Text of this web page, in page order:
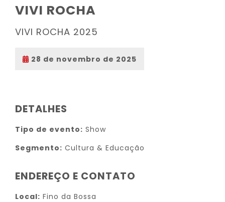
VIVI ROCHA
VIVI ROCHA 2025
28 de novembro de 2025
DETALHES
Tipo de evento: Show
Segmento: Cultura & Educação
ENDEREÇO E CONTATO
Local: Fino da Bossa